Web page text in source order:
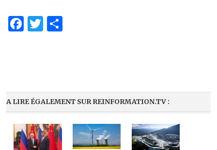
Facebook
Twitter
A LIRE ÉGALEMENT SUR REINFORMATION.TV :